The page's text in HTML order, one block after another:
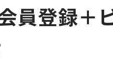
員登録＋